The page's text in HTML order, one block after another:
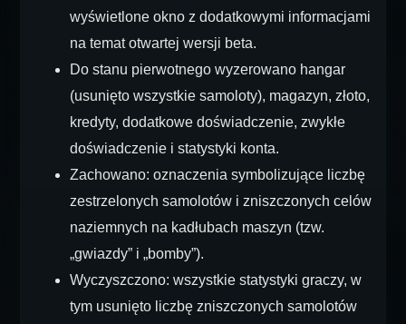
wyświetlone okno z dodatkowymi informacjami
na temat otwartej wersji beta.
Do stanu pierwotnego wyzerowano hangar
(usunięto wszystkie samoloty), magazyn, złoto,
kredyty, dodatkowe doświadczenie, zwykłe
doświadczenie i statystyki konta.
Zachowano: oznaczenia symbolizujące liczbę
zestrzelonych samolotów i zniszczonych celów
naziemnych na kadłubach maszyn (tzw.
„gwiazdy” i „bomby”).
Wyczyszczono: wszystkie statystyki graczy, w
tym usunięto liczbę zniszczonych samolotów